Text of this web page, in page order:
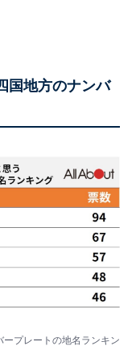
国地方のナンバ
プレートの地名ランキン